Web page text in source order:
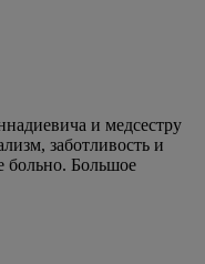
и медсестру
заботливость и
больно. Большое